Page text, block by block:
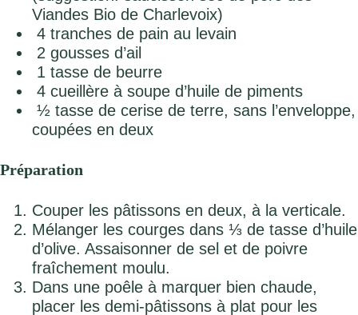
Viandes Bio de Charlevoix)
4 tranches de pain au levain
2 gousses d’ail
1 tasse de beurre
4 cueillère à soupe d’huile de piments
½ tasse de cerise de terre, sans l’enveloppe,
coupées en deux
Préparation
Couper les pâtissons en deux, à la verticale.
Mélanger les courges dans ⅓ de tasse d’huile
d’olive. Assaisonner de sel et de poivre
fraîchement moulu.
Dans une poêle à marquer bien chaude,
placer les demi-pâtissons à plat pour les